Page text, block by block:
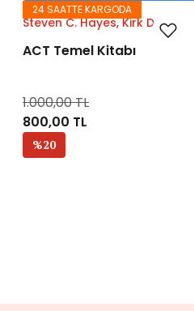
24 SAATTE KARGODA
Steven C. Hayes, Kirk D.
Strosahl ve Kelly G. Wilson
ACT Temel Kitabı
1.000,00 TL
800,00 TL
%20